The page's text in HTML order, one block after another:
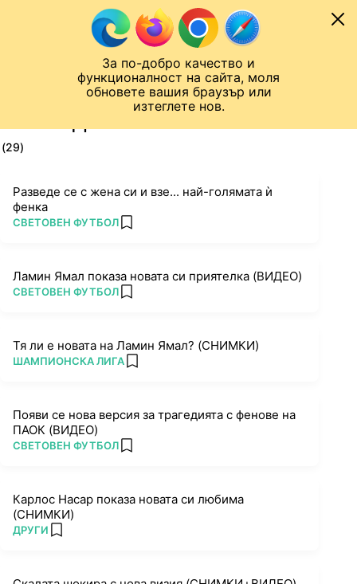
За по-добро качество и
функционалност на сайта, моля
обновете вашия браузър или
изтеглете нов.
Към съдържанието
Лига на Конференциите
(29)
Разведе се с жена си и взе... най-голямата ѝ
фенка
ПОВЕЧЕ ОТ
СВЕТОВЕН ФУТБОЛ add favorites
Ламин Ямал показа новата си приятелка (ВИДЕО)
ПОВЕЧЕ ОТ
СВЕТОВЕН ФУТБОЛ add favorites
Тя ли е новата на Ламин Ямал? (СНИМКИ)
ПОВЕЧЕ ОТ
ШАМПИОНСКА ЛИГА add favorites
Появи се нова версия за трагедията с фенове на
ПАОК (ВИДЕО)
ПОВЕЧЕ ОТ
СВЕТОВЕН ФУТБОЛ add favorites
Карлос Насар показа новата си любима
(СНИМКИ)
ПОВЕЧЕ ОТ
ДРУГИ add favorites